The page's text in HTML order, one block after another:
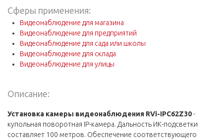
Сферы применения:
Видеонаблюдение для магазина
Видеонаблюдение для предприятий
Видеонаблюдение для сада или школы
Видеонаблюдение для склада
Видеонаблюдение для улицы
Описание:
Установка камеры видеонаблюдения RVi-IPC62Z30-
купольная поворотная IP-камера. Дальность ИК-подсветки
составляет 100 метров. Обеспечение соответствующего